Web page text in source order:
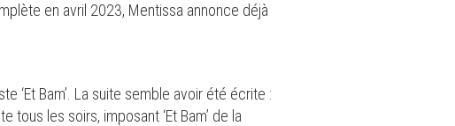
en avril 2023, Mentissa annonce déjà
‘Et Bam’. La suite semble avoir été écrite :
les soirs, imposant ‘Et Bam’ de la